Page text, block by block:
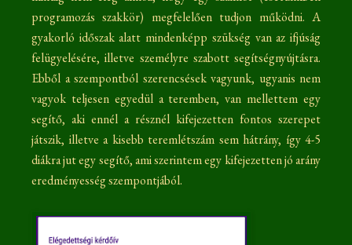
programozás szakkör) megfelelően tudjon működni. A
gyakorló időszak alatt mindenképp szükség van az ifjúság
felügyelésére, illetve személyre szabott segítségnyújtásra.
Ebből a szempontból szerencsések vagyunk, ugyanis nem
vagyok teljesen egyedül a teremben, van mellettem egy
segítő, aki ennél a résznél kifejezetten fontos szerepet
játszik, illetve a kisebb teremlétszám sem hátrány, így 4-5
diákra jut egy segítő, ami szerintem egy kifejezetten jó arány
eredményesség szempontjából.